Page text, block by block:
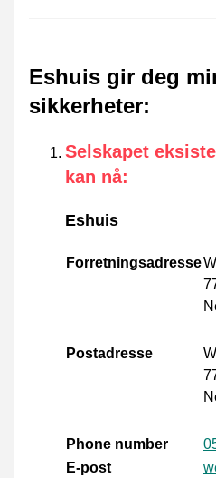
Eshuis gir deg
sikkerheter:
Selskapet
kan nå:
Eshuis
Forretningsadresse
Postadresse
Phone number
E-post